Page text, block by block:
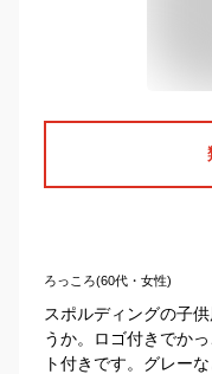
ろっころ(60代・女性)
スポルディングの子
うか。ロゴ付きでか
ト付きです。グレー